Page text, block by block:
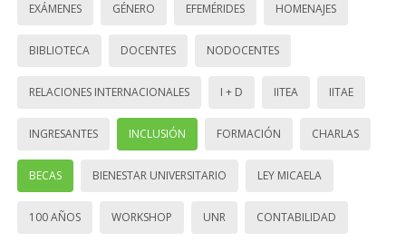
EXÁMENES GÉNERO EFEMÉRIDES HOMENAJES
BIBLIOTECA DOCENTES NODOCENTES
RELACIONES INTERNACIONALES I + D IITEA IITAE
INGRESANTES INCLUSIÓN FORMACIÓN CHARLAS
BECAS BIENESTAR UNIVERSITARIO LEY MICAELA
100 AÑOS WORKSHOP UNR CONTABILIDAD